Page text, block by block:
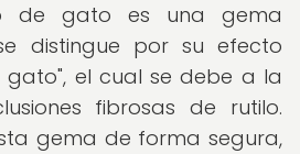
de gato es una gema
distingue por su efecto
el cual se debe a la
fibrosas de rutilo.
gema de forma segura,